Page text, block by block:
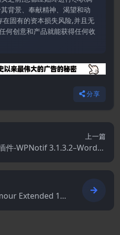
背景、奉献精神、渴望和动
固有的资本损失风险,并且无
何创意和产品就能获得任何收
分享
上一篇
件-WPNotif 3.1.3.2–WordPr
ess短信和WhatsApp消息通知
Extended 1.4